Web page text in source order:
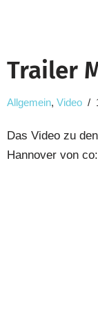
Trailer
Allgemein, Video
Das Video zu
Hannover von